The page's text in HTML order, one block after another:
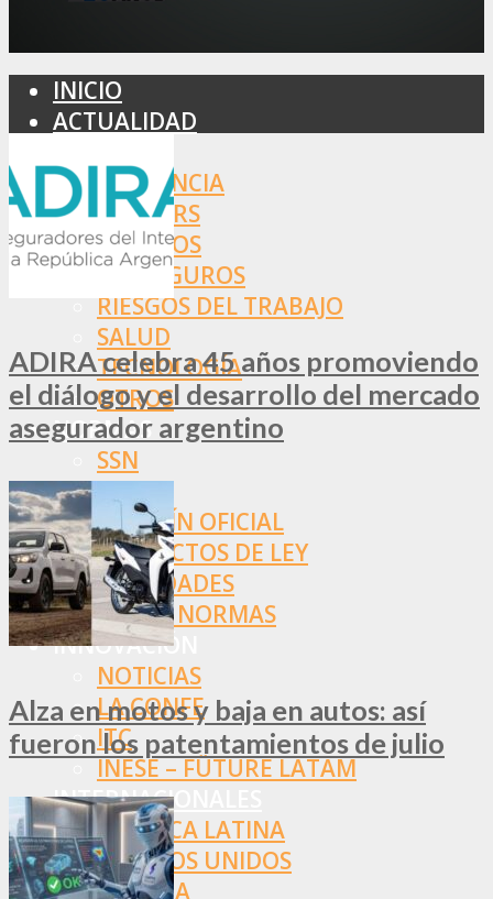
INICIO
ACTUALIDAD
ASISTENCIA
BROKERS
SEGUROS
REASEGUROS
RIESGOS DEL TRABAJO
SALUD
TECNOLOGÍA
OTROS
NORMAS
SSN
SRT
BOLETÍN OFICIAL
PROYECTOS DE LEY
SOCIEDADES
OTRAS NORMAS
INNOVACIÓN
NOTICIAS
LA CONFE
ITC
INESE – FÜTURE LATAM
INTERNACIONALES
AMÉRICA LATINA
ESTADOS UNIDOS
EUROPA
ADIRA celebra 45 años promoviendo
el diálogo y el desarrollo del mercado
asegurador argentino
Alza en motos y baja en autos: así
fueron los patentamientos de julio